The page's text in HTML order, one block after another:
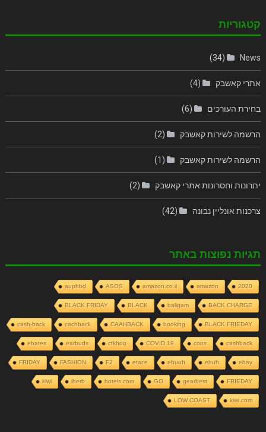
קטגוריות
News
(34)
אתרי קאשבק (4)
בחירת העורכים (6)
הרשמה לשירות קאשבק (2)
הרשמה לשירות קאשבק (1)
יתרונות וחסרונות אתרי קאשבק (2)
צרכנות אונליין נבונה (42)
תגיות נפוצות באתר
2020
amazon
amazon.co.il
ASOS
auphbd
BACK CHARGE
baligam
BLACK
BLACK FRIDAY
BLACK FRIEDAY
booking
CAAHBACK
cachback
cash-back
cashback
cons
COVID 19
ctkhdo
earbuds
ebates
ebay
ehuh
ehuuh
etace
F2
FASHION
FRIDAY
FRIEDAY
gearbest
GO
hotels.com
iherb
kiwi
kiwi.com
LOW COAST